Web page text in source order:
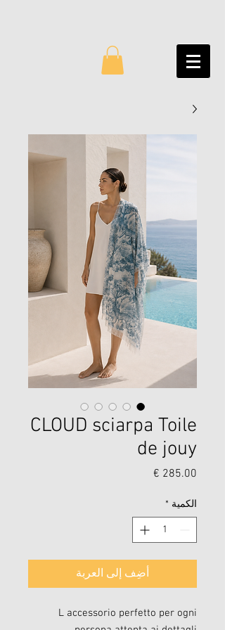
CLOUD sciarpa Toile
de jouy
السعر
الكمية *
أضِف إلى العربة
L accessorio perfetto per ogni